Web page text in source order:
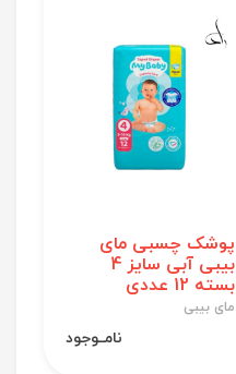
پوشک چسبی مای
بیبی آبی سایز 4
بسته 12 عددی
مای بیبی
نامــوجود